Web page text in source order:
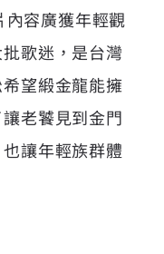
容廣獲年輕觀
歌迷，是台灣
望緞金龍能擁
老饕見到金門
讓年輕族群體